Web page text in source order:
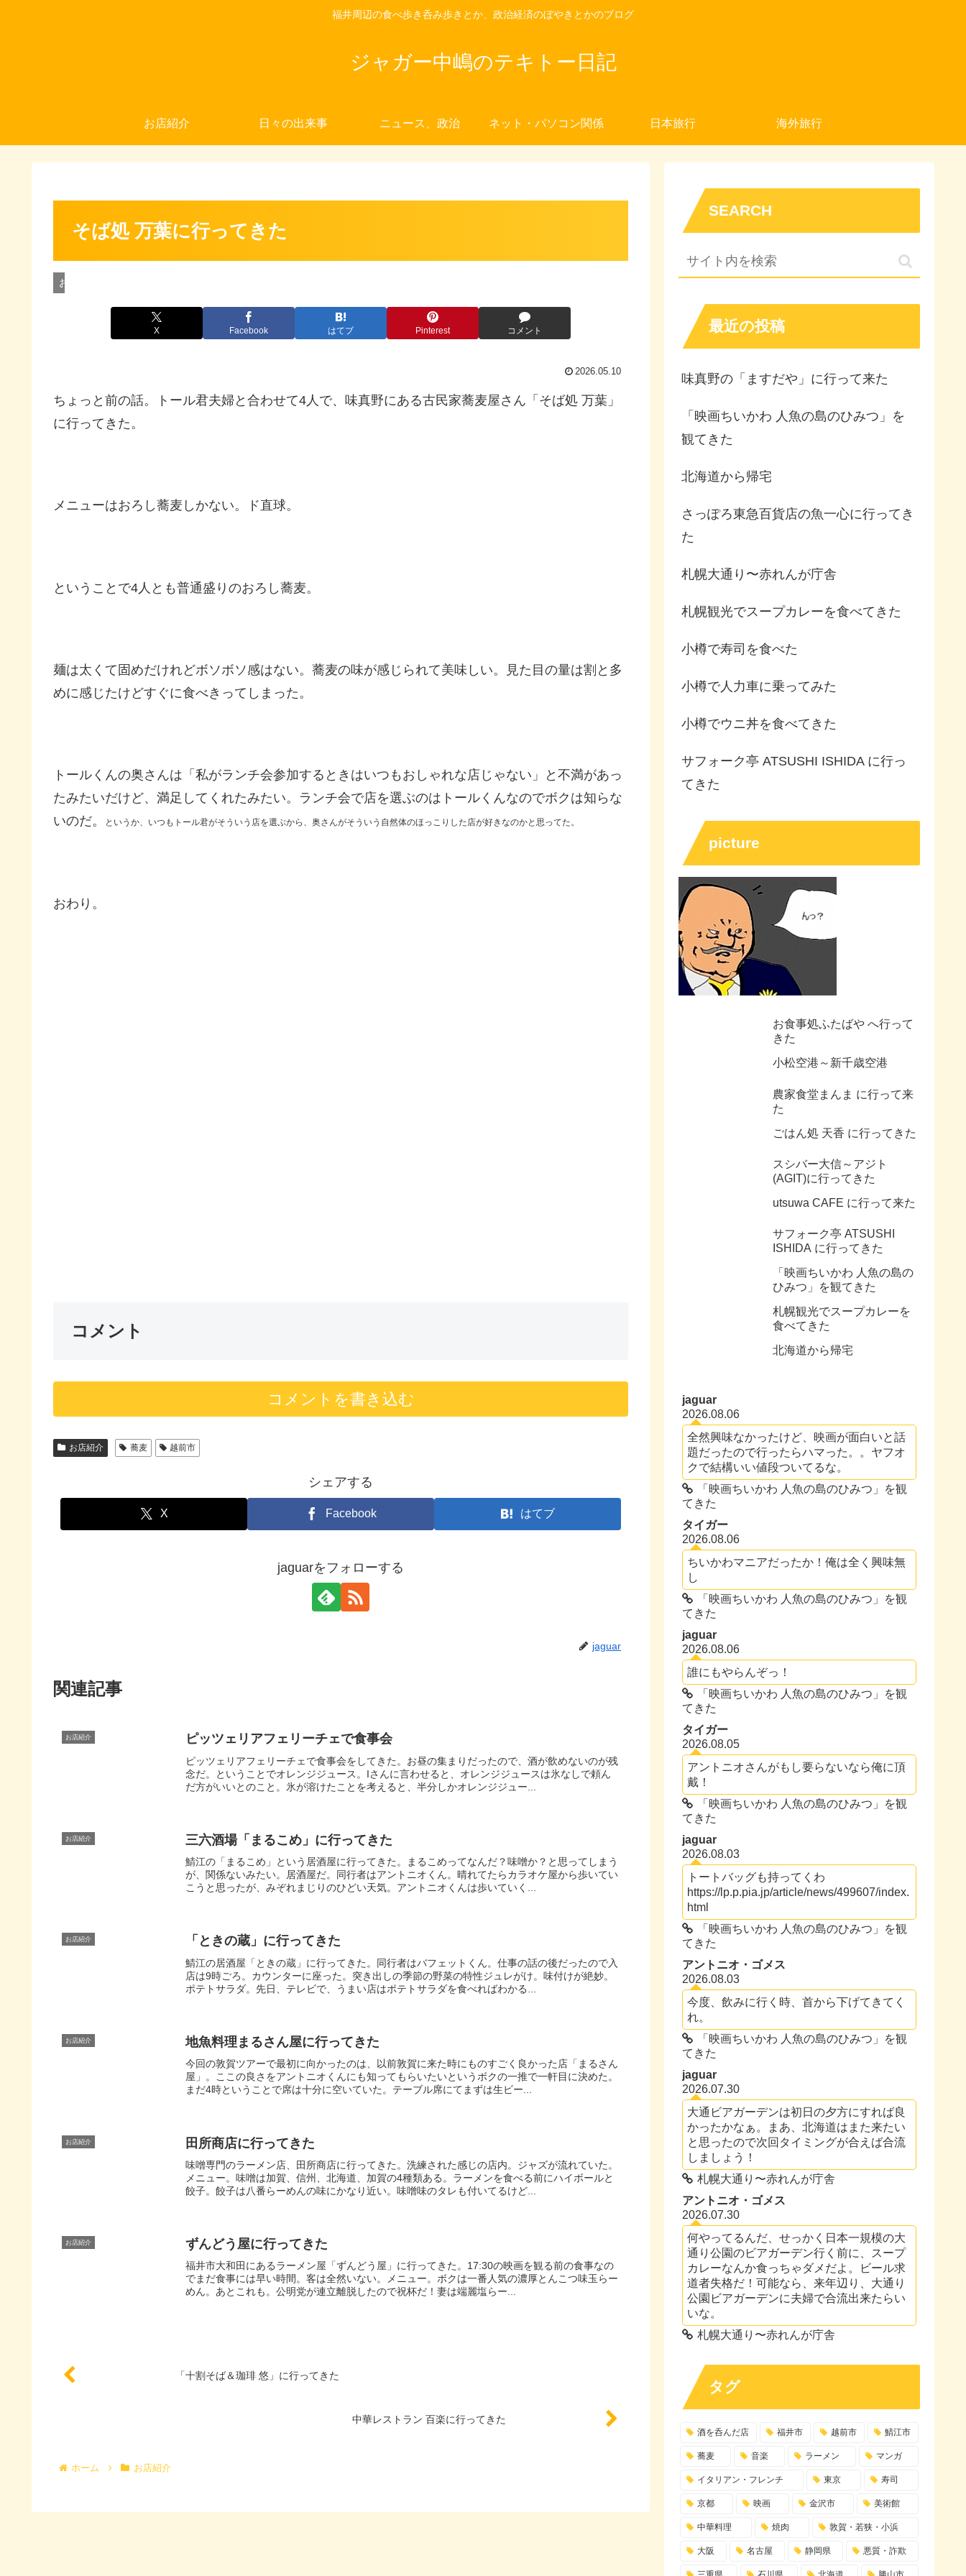
福井周辺の食べ歩き呑み歩きとか、政治経済のぼやきとかのブログ
ジャガー中嶋のテキトー日記
お店紹介 日々の出来事 ニュース、政治 ネット・パソコン関係 日本旅行 海外旅行
そば処 万葉に行ってきた
お店紹介
X Facebook はてブ Pinterest コメント
2026.05.10
ちょっと前の話。トール君夫婦と合わせて4人で、味真野にある古民家蕎麦屋さん「そば処 万葉」
に行ってきた。
メニューはおろし蕎麦しかない。ド直球。
ということで4人とも普通盛りのおろし蕎麦。
麺は太くて固めだけれどボソボソ感はない。蕎麦の味が感じられて美味しい。見た目の量は割と多
めに感じたけどすぐに食べきってしまった。
トールくんの奥さんは「私がランチ会参加するときはいつもおしゃれな店じゃない」と不満があっ
たみたいだけど、満足してくれたみたい。ランチ会で店を選ぶのはトールくんなのでボクは知らな
いのだ。
というか、いつもトール君がそういう店を選ぶから、奥さんがそういう自然体のほっこりした店が好きなのかと思ってた。
おわり。
コメント
コメントを書き込む
お店紹介 蕎麦 越前市
シェアする
X Facebook はてブ
jaguarをフォローする
jaguar
関連記事
お店紹介 ピッツェリアフェリーチェで食事会
ピッツェリアフェリーチェで食事会をしてきた。お昼の集まりだったので、酒が飲めないのが残
念だ。ということでオレンジジュース。Iさんに言わせると、オレンジジュースは氷なしで頼ん
だ方がいいとのこと。氷が溶けたことを考えると、半分しかオレンジジュー...
お店紹介 三六酒場「まるこめ」に行ってきた
鯖江の「まるこめ」という居酒屋に行ってきた。まるこめってなんだ？味噌か？と思ってしまう
が、関係ないみたい。居酒屋だ。同行者はアントニオくん。晴れてたらカラオケ屋から歩いてい
こうと思ったが、みぞれまじりのひどい天気。アントニオくんは歩いていく...
お店紹介 「ときの蔵」に行ってきた
鯖江の居酒屋「ときの蔵」に行ってきた。同行者はバフェットくん。仕事の話の後だったので入
店は9時ごろ。カウンターに座った。突き出しの季節の野菜の特性ジュレがけ。味付けが絶妙。
ポテトサラダ。先日、テレビで、うまい店はポテトサラダを食べればわかる...
お店紹介 地魚料理まるさん屋に行ってきた
今回の敦賀ツアーで最初に向かったのは、以前敦賀に来た時にものすごく良かった店「まるさん
屋」。ここの良さをアントニオくんにも知ってもらいたいというボクの一推で一軒目に決めた。
まだ4時ということで席は十分に空いていた。テーブル席にてまずは生ビー...
お店紹介 田所商店に行ってきた
味噌専門のラーメン店、田所商店に行ってきた。洗練された感じの店内。ジャズが流れていた。
メニュー。味噌は加賀、信州、北海道、加賀の4種類ある。ラーメンを食べる前にハイボールと
餃子。餃子は八番らーめんの味にかなり近い。味噌味のタレも付いてるけど...
お店紹介 ずんどう屋に行ってきた
福井市大和田にあるラーメン屋「ずんどう屋」に行ってきた。17:30の映画を観る前の食事なの
でまだ食事には早い時間。客は全然いない。メニュー。ボクは一番人気の濃厚とんこつ味玉らー
めん。あとこれも。公明党が連立離脱したので祝杯だ！妻は端麗塩らー...
「十割そば＆珈琲 悠」に行ってきた
中華レストラン 百楽に行ってきた
ホーム お店紹介
SEARCH
最近の投稿
味真野の「ますだや」に行って来た
「映画ちいかわ 人魚の島のひみつ」を
観てきた
北海道から帰宅
さっぽろ東急百貨店の魚一心に行ってき
た
札幌大通り〜赤れんが庁舎
札幌観光でスープカレーを食べてきた
小樽で寿司を食べた
小樽で人力車に乗ってみた
小樽でウニ丼を食べてきた
サフォーク亭 ATSUSHI ISHIDA に行っ
てきた
picture
お食事処ふたばや へ行って
きた
小松空港～新千歳空港
農家食堂まんま に行って来
た
ごはん処 天香 に行ってきた
スシバー大信～アジト
(AGIT)に行ってきた
utsuwa CAFE に行って来た
サフォーク亭 ATSUSHI
ISHIDA に行ってきた
「映画ちいかわ 人魚の島の
ひみつ」を観てきた
札幌観光でスープカレーを
食べてきた
北海道から帰宅
jaguar
2026.08.06
全然興味なかったけど、映画が面白いと話
題だったので行ったらハマった。。ヤフオ
クで結構いい値段ついてるな。
「映画ちいかわ 人魚の島のひみつ」を観
てきた
タイガー
2026.08.06
ちいかわマニアだったか！俺は全く興味無
し
「映画ちいかわ 人魚の島のひみつ」を観
てきた
jaguar
2026.08.06
誰にもやらんぞっ！
「映画ちいかわ 人魚の島のひみつ」を観
てきた
タイガー
2026.08.05
アントニオさんがもし要らないなら俺に頂
戴！
「映画ちいかわ 人魚の島のひみつ」を観
てきた
jaguar
2026.08.03
トートバッグも持ってくわ
https://lp.p.pia.jp/article/news/499607/index.
html
「映画ちいかわ 人魚の島のひみつ」を観
てきた
アントニオ・ゴメス
2026.08.03
今度、飲みに行く時、首から下げてきてく
れ。
「映画ちいかわ 人魚の島のひみつ」を観
てきた
jaguar
2026.07.30
大通ビアガーデンは初日の夕方にすれば良
かったかなぁ。まあ、北海道はまた来たい
と思ったので次回タイミングが合えば合流
しましょう！
札幌大通り〜赤れんが庁舎
アントニオ・ゴメス
2026.07.30
何やってるんだ、せっかく日本一規模の大
通り公園のビアガーデン行く前に、スープ
カレーなんか食っちゃダメだよ。ビール求
道者失格だ！可能なら、来年辺り、大通り
公園ビアガーデンに夫婦で合流出来たらい
いな。
札幌大通り〜赤れんが庁舎
タグ
酒を呑んだ店 福井市 越前市 鯖江市
蕎麦 音楽 ラーメン マンガ
イタリアン・フレンチ 東京 寿司
京都 映画 金沢市 美術館
中華料理 焼肉 敦賀・若狭・小浜
大阪 名古屋 静岡県 悪質・詐欺